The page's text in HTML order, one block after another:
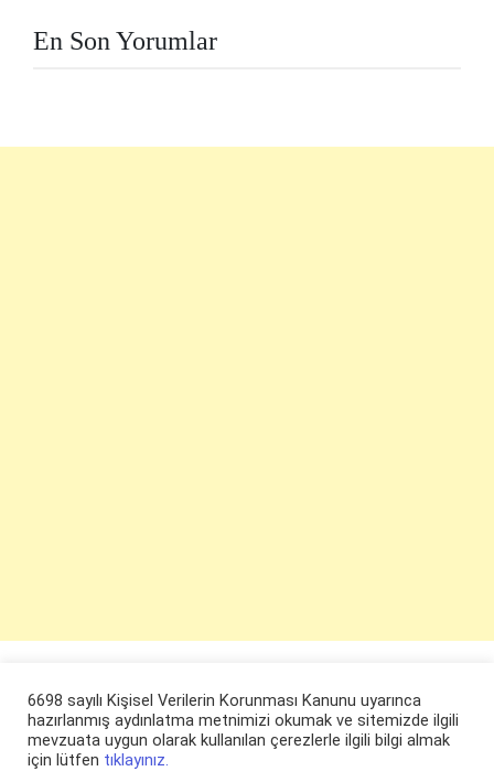
En Son Yorumlar
6698 sayılı Kişisel Verilerin Korunması Kanunu uyarınca
hazırlanmış aydınlatma metnimizi okumak ve sitemizde ilgili
mevzuata uygun olarak kullanılan çerezlerle ilgili bilgi almak
için lütfen tıklayınız.